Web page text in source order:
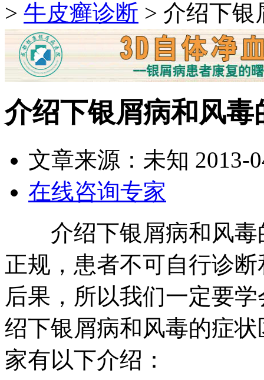
> 牛皮癣诊断 > 介绍下银
介绍下银屑病和风毒
文章来源：未知 2013-
在线咨询专家
介绍下银屑病和风毒
正规，患者不可自行诊
后果，所以我们一定要
绍下银屑病和风毒的症
家有以下介绍：